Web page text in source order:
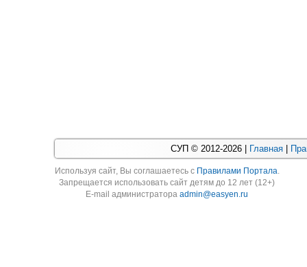
СУП © 2012-2026 | Главная
Используя cайт, Вы соглашаетесь с Правилами Портала.
Запрещается использовать сайт детям до 12 лет (12+)
E-mail администратораadmin@easyen.ru